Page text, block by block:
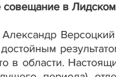
в
в области.